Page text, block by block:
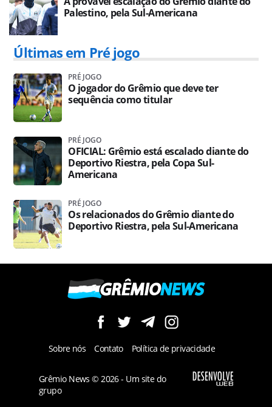
Palestino, pela Sul-Americana
Últimas em Pré jogo
PRÉ JOGO
O jogador do Grêmio que deve ter
sequência como titular
PRÉ JOGO
OFICIAL: Grêmio está escalado diante do
Deportivo Riestra, pela Copa Sul-
Americana
PRÉ JOGO
Os relacionados do Grêmio diante do
Deportivo Riestra, pela Sul-Americana
Sobre nós Contato Política de privacidade
Grêmio News © 2026 - Um site do
grupo